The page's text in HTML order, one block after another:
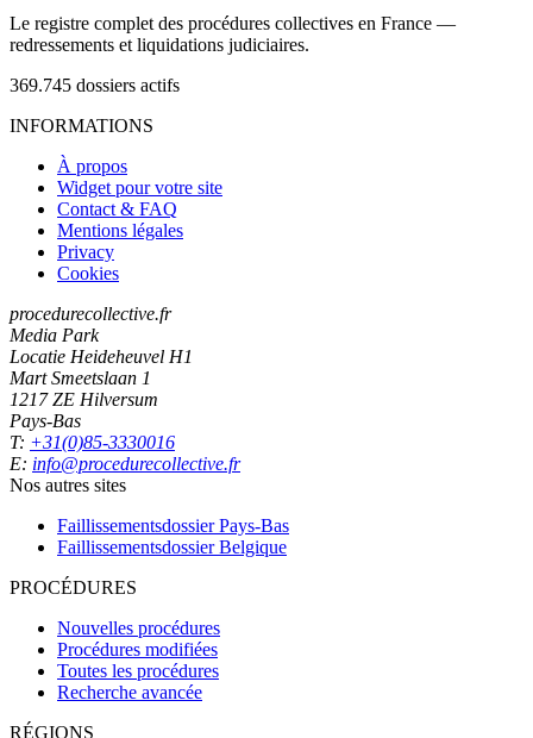
Le registre complet des procédures collectives en France —
redressements et liquidations judiciaires.
369.745 dossiers actifs
INFORMATIONS
À propos
Widget pour votre site
Contact & FAQ
Mentions légales
Privacy
Cookies
procedurecollective.fr
Media Park
Locatie Heideheuvel H1
Mart Smeetslaan 1
1217 ZE Hilversum
Pays-Bas
T: +31(0)85-3330016
E: info@procedurecollective.fr
Nos autres sites
Faillissementsdossier Pays-Bas
Faillissementsdossier Belgique
PROCÉDURES
Nouvelles procédures
Procédures modifiées
Toutes les procédures
Recherche avancée
RÉGIONS